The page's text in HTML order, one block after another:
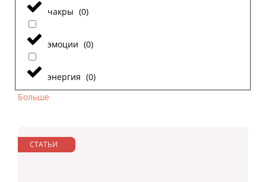
чакры (0)
эмоции (0)
энергия (0)
Больше
СТАТЬИ